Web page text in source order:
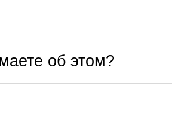
об этом?